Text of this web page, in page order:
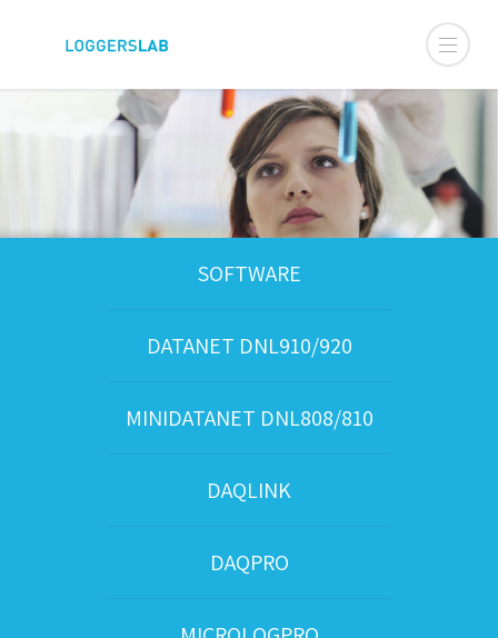
SOFTWARE
DATANET DNL910/920
MINIDATANET DNL808/810
DAQLINK
DAQPRO